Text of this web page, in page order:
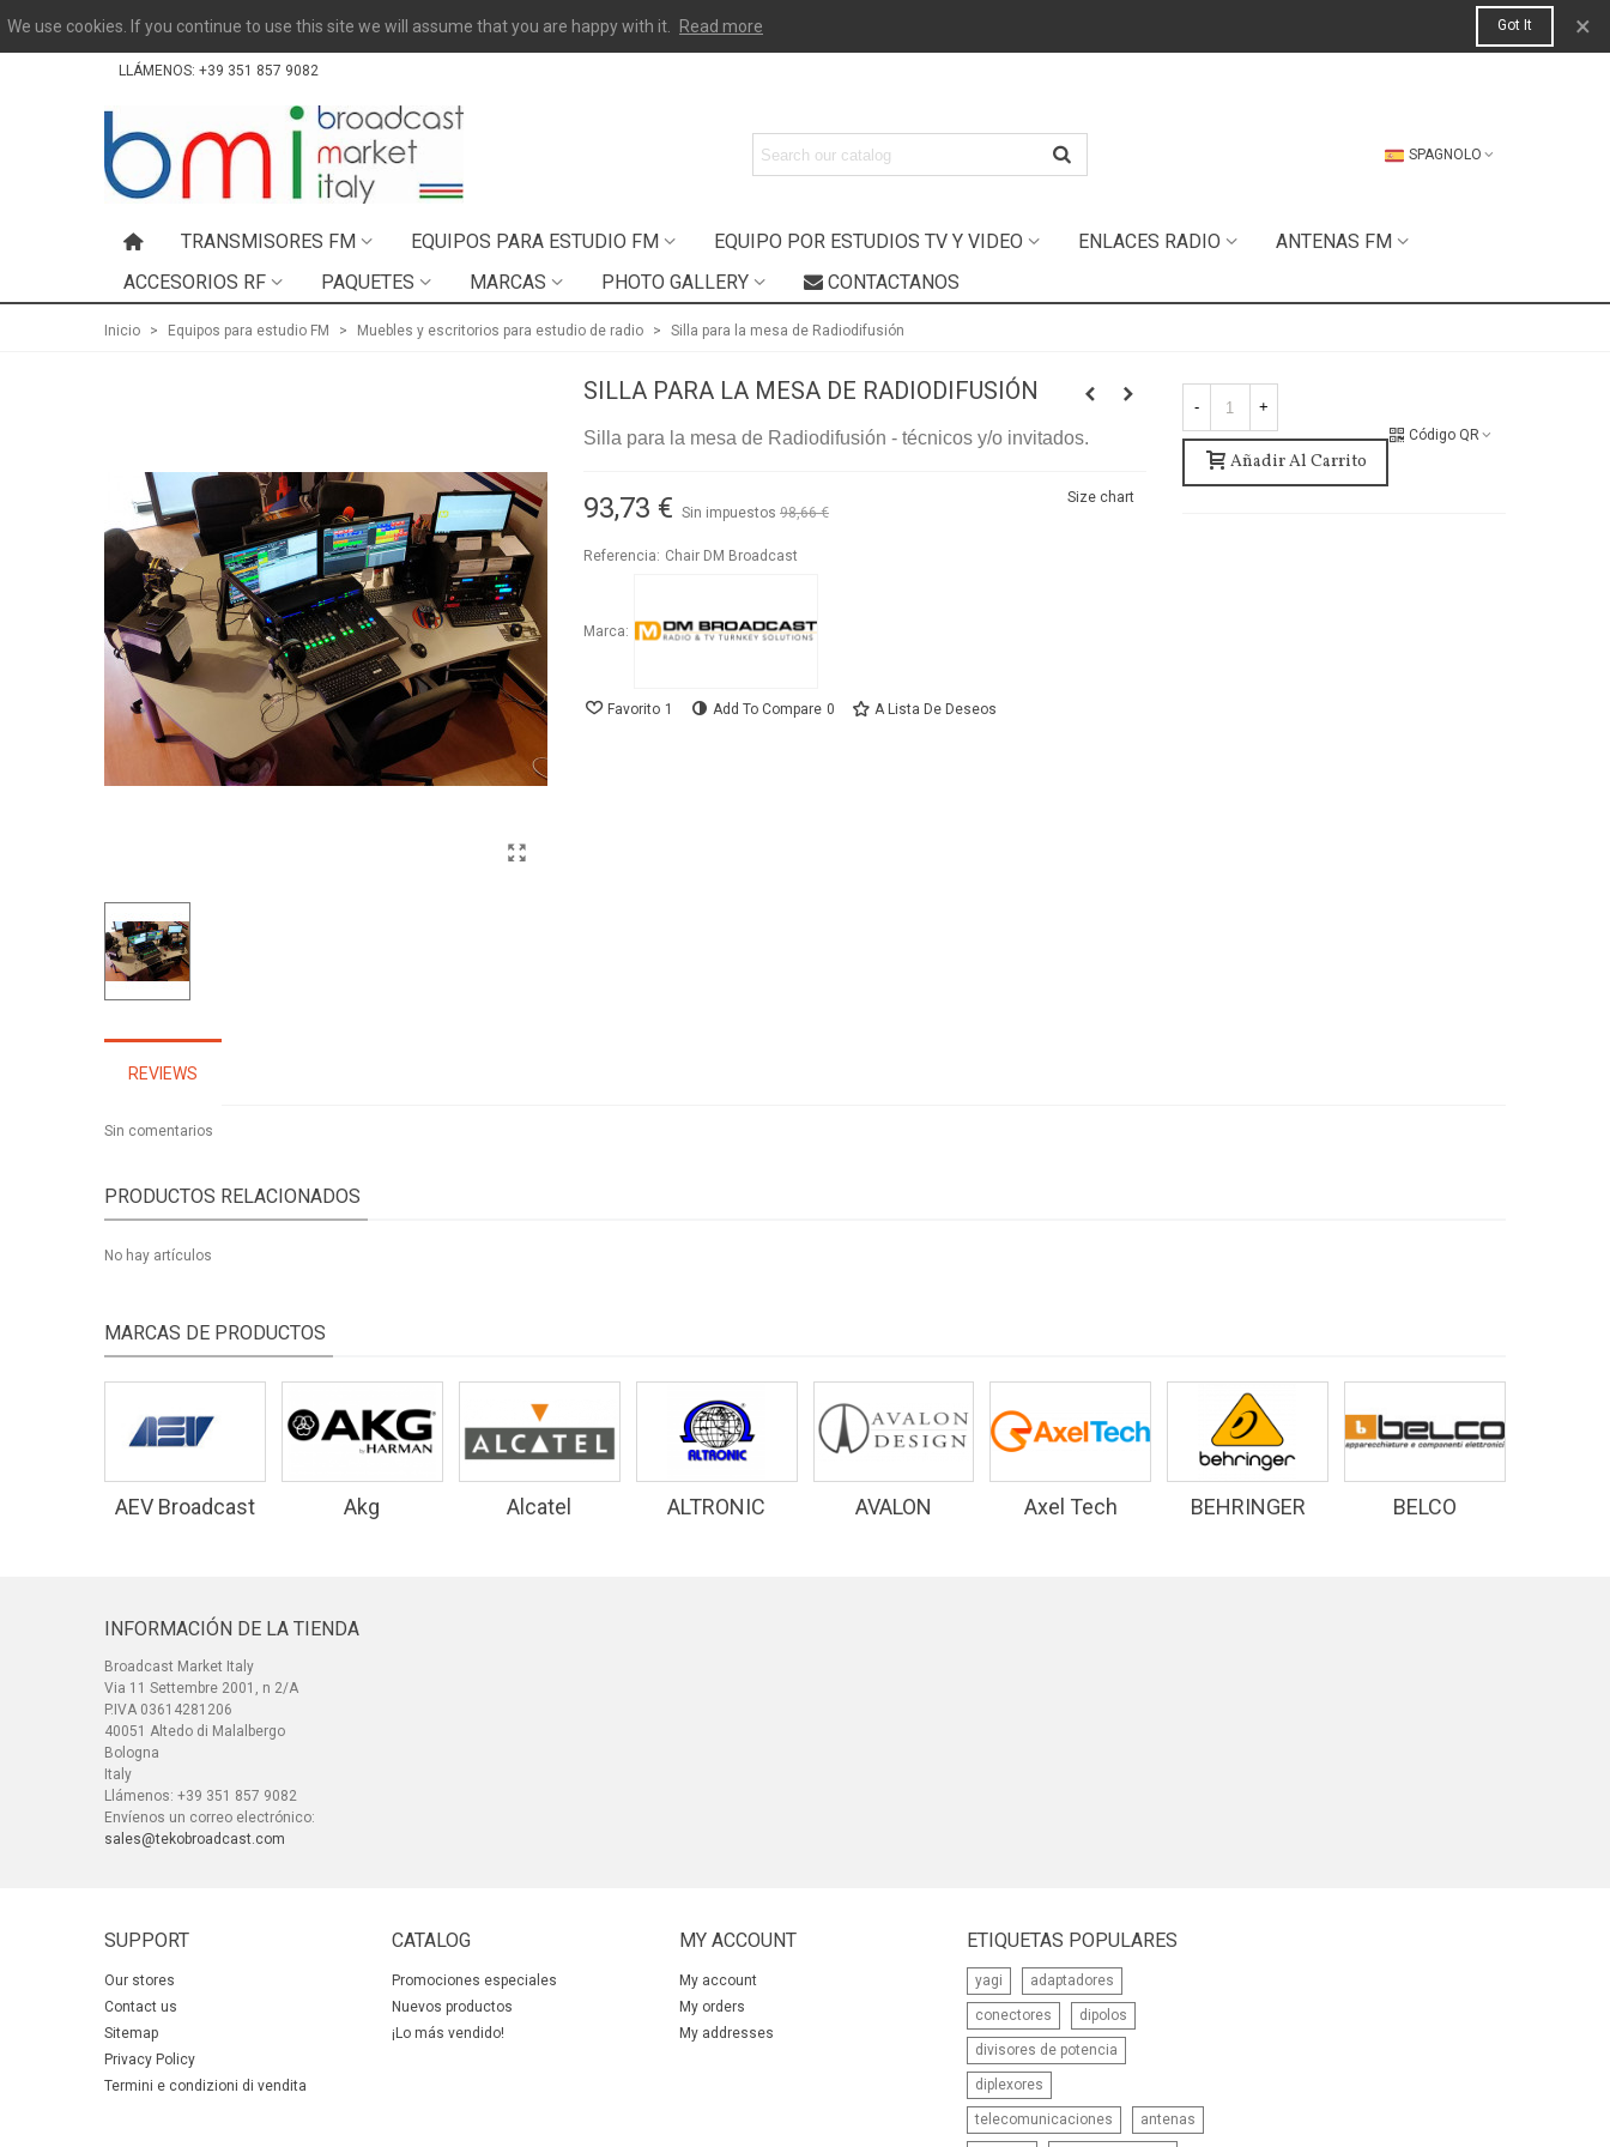
We use cookies. If you continue to use this site we will assume that you are happy with it. Read more Got It ×
LLÁMENOS: +39 351 857 9082
SPAGNOLO
TRANSMISORES FM EQUIPOS PARA ESTUDIO FM EQUIPO POR ESTUDIOS TV Y VIDEO ENLACES RADIO
ANTENAS FM
ACCESORIOS RF
PAQUETES MARCAS PHOTO GALLERY CONTACTANOS
Inicio > Equipos para estudio FM > Muebles y escritorios para estudio de radio > Silla para la mesa de Radiodifusión
SILLA PARA LA MESA DE RADIODIFUSIÓN
Silla para la mesa de Radiodifusión - técnicos y/o invitados.
93,73 € Sin impuestos 98,66 €
Size chart
Referencia: Chair DM Broadcast
Marca:
Favorito 1 Add To Compare 0 A Lista De Deseos
- +
Añadir Al Carrito
Código QR
REVIEWS
Sin comentarios
PRODUCTOS RELACIONADOS
No hay artículos
MARCAS DE PRODUCTOS
AEV Broadcast
Akg Alcatel
ALTRONIC
AVALON
Axel Tech BEHRINGER BELCO
INFORMACIÓN DE LA TIENDA
Broadcast Market Italy
Via 11 Settembre 2001, n 2/A
P.IVA 03614281206
40051 Altedo di Malalbergo
Bologna
Italy
Llámenos: +39 351 857 9082
Envíenos un correo electrónico:
sales@tekobroadcast.com
SUPPORT
Our stores
Contact us
Sitemap
Privacy Policy
Termini e condizioni di vendita
CATALOG
Promociones especiales
Nuevos productos
¡Lo más vendido!
MY ACCOUNT
My account
My orders
My addresses
ETIQUETAS POPULARES
yagi adaptadores
conectores dipolos
divisores de potencia
diplexores
telecomunicaciones antenas